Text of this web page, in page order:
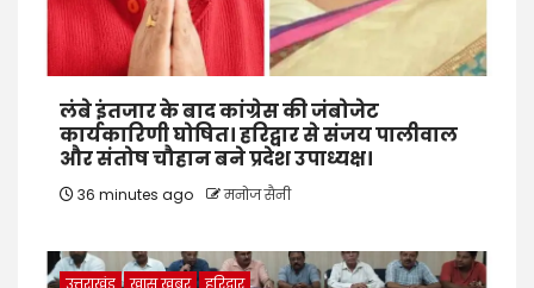
लंबे इंतजार के बाद कांग्रेस की जंबोजेट
कार्यकारिणी घोषित। हरिद्वार से संजय पालीवाल
और संतोष चौहान बने प्रदेश उपाध्यक्ष।
36 minutes ago मनोज सैनी
उत्तराखंड खास खबर हरिद्वार